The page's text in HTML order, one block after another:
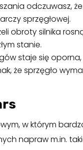
odczuwasz, że
sprzęgłowej.
obroty silnika
stanie.
staje się
że sprzęgło
w którym
napraw m.in.